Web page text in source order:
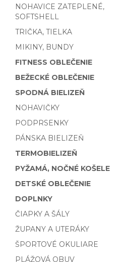
NOHAVICE ZATEPLENÉ,
SOFTSHELL
TRIČKA, TIELKA
MIKINY, BUNDY
FITNESS OBLEČENIE
BEŽECKÉ OBLEČENIE
SPODNÁ BIELIZEŇ
NOHAVIČKY
PODPRSENKY
PÁNSKA BIELIZEŇ
TERMOBIELIZEŇ
PYŽAMÁ, NOČNÉ KOŠELE
DETSKÉ OBLEČENIE
DOPLNKY
ČIAPKY A ŠÁLY
ŽUPANY A UTERÁKY
ŠPORTOVÉ OKULIARE
PLÁŽOVÁ OBUV